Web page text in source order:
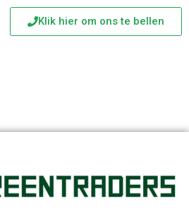
Klik hier om ons te bellen